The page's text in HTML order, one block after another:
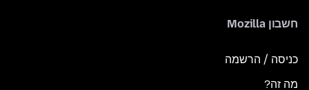
חשבון Mozilla
כניסה / הרשמה
מה זה?